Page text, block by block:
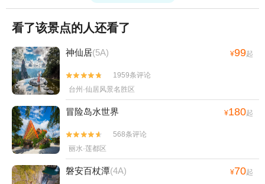
看了该景点的人还看了
神仙居(5A) ¥99起


1959条评论
台州·仙居风景名胜区
冒险岛水世界 ¥180起


568条评论
丽水·莲都区
磐安百杖潭(4A) ¥70起